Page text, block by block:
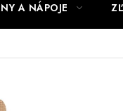
A NÁPOJE